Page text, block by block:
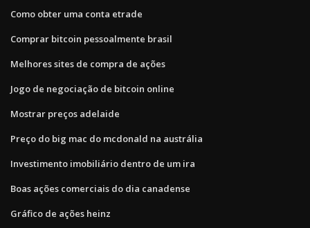
Como obter uma conta etrade
Comprar bitcoin pessoalmente brasil
Melhores sites de compra de ações
Jogo de negociação de bitcoin online
Mostrar preços adelaide
Preço do big mac do mcdonald na austrália
Investimento imobiliário dentro de um ira
Boas ações comerciais do dia canadense
Gráfico de ações heinz